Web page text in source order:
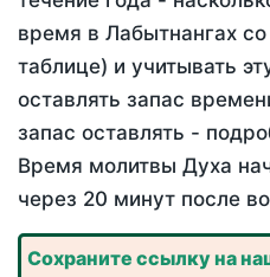
время в Лабытнангах
таблице) и учитывать
оставлять запас
запас оставлять -
Время молитвы Духа
через 20 минут после
Сохраните ссылку на